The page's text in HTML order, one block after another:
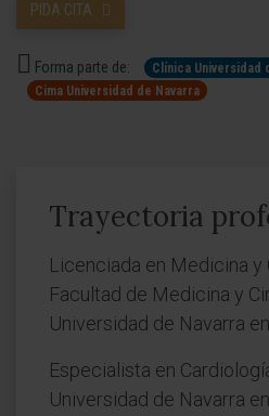
PIDA CITA
Forma parte de:
Clínica Universidad
Cima Universidad de Navarra
Trayectoria
Licenciada en Medicina y
Facultad de Medicina y
Universidad de Navarra
Especialista en
Universidad de Navarra